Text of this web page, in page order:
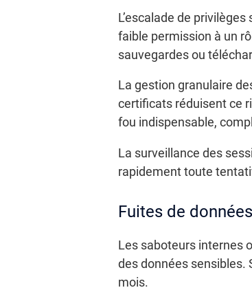
L’escalade de
faible permission à un
sauvegardes ou
La gestion granulaire
certificats réduisent ce
fou indispensable,
La surveillance des
rapidement toute
Fuites de
Les saboteurs internes
des données sensibles.
mois.